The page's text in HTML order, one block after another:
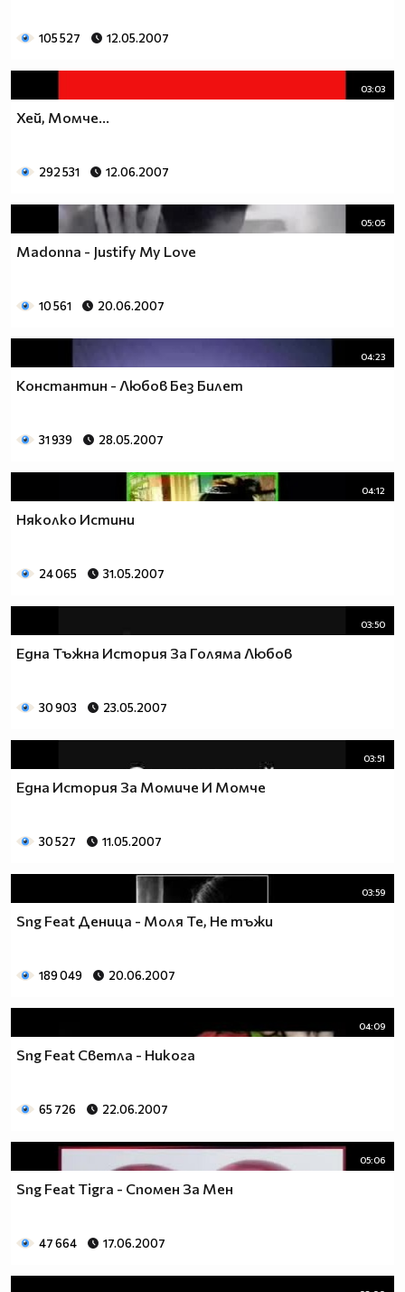
105 527 12.05.2007
03:03
Хей, Момче...
292 531 12.06.2007
05:05
Madonna - Justify My Love
10 561 20.06.2007
04:23
Константин - Любов Без Билет
31 939 28.05.2007
04:12
Няколко Истини
24 065 31.05.2007
03:50
Eдна Тъжна История За Голяма Любов
30 903 23.05.2007
03:51
Една История За Момиче И Момче
30 527 11.05.2007
03:59
Sng Feat Деница - Моля Те, Не тъжи
189 049 20.06.2007
04:09
Sng Feat Светла - Никога
65 726 22.06.2007
05:06
Sng Feat Tigra - Спомен За Мен
47 664 17.06.2007